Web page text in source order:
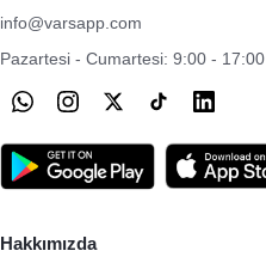
info@varsapp.com
Pazartesi - Cumartesi: 9:00 - 17:00
Hakkımızda